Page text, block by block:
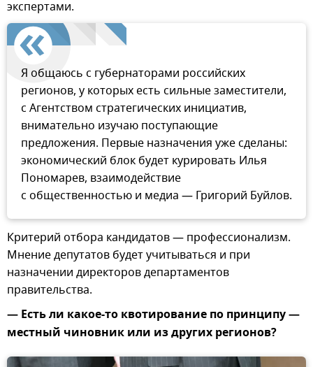
экспертами.
Я общаюсь с губернаторами российских
регионов, у которых есть сильные заместители,
с Агентством стратегических инициатив,
внимательно изучаю поступающие
предложения. Первые назначения уже сделаны:
экономический блок будет курировать Илья
Пономарев, взаимодействие
с общественностью и медиа — Григорий Буйлов.
Критерий отбора кандидатов — профессионализм.
Мнение депутатов будет учитываться и при
назначении директоров департаментов
правительства.
— Есть ли какое-то квотирование по принципу —
местный чиновник или из других регионов?